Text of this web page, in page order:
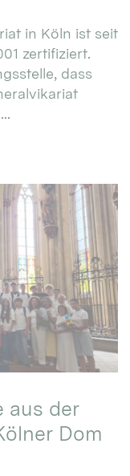
in Köln ist seit
zertifiziert.
dass
aus der
Dom